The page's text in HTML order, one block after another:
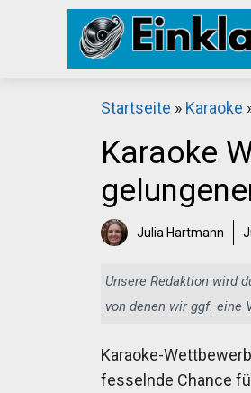
Startseite » Karaoke
Karaoke
Julia Hartmann
Unsere Redaktion wird
von denen wir ggf. eine
Karaoke-
fesselnde Chance